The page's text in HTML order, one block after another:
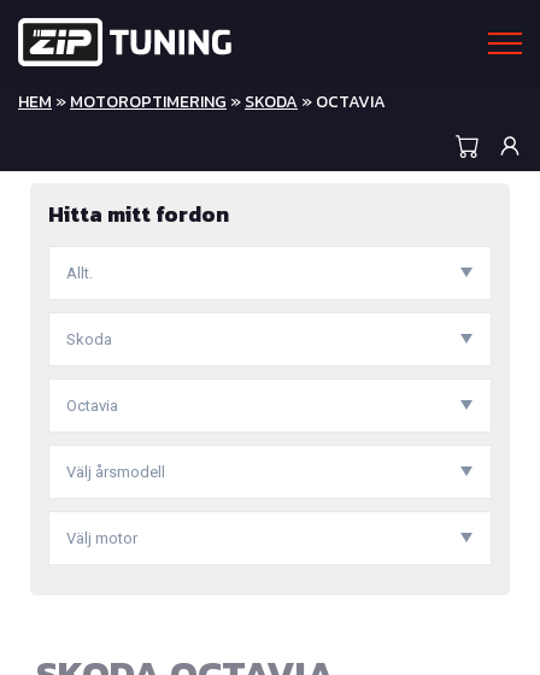
HEM »MOTOROPTIMERING »SKODA » OCTAVIA
Hitta mitt fordon
Allt.
Skoda
Octavia
Välj årsmodell
Välj motor